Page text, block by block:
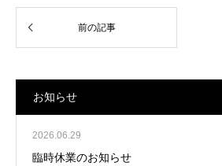
お知らせ
2026.06.29
臨時休業のお知らせ